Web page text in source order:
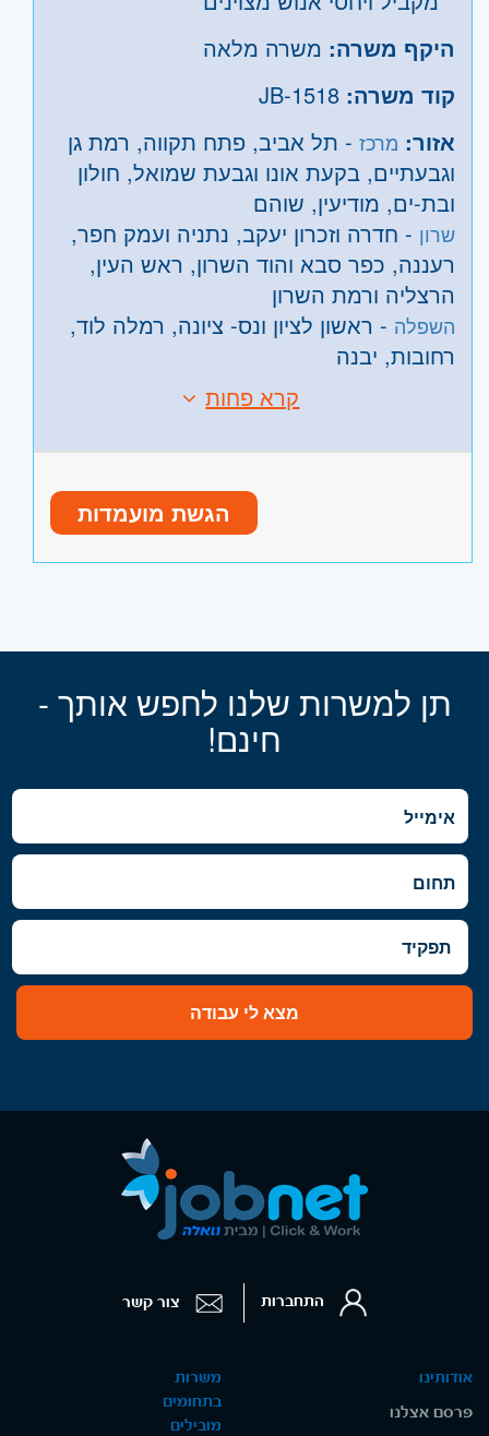
היקף משרה: משרה מלאה
קוד משרה:
אזור: מרכז - תל אביב, פתח תקווה, רמת גן
וגבעתיים, בקעת אונו וגבעת שמואל, חולון
ובת-ים, מודיעין, שוהם
שרון - חדרה וזכרון יעקב, נתניה ועמק חפר,
רעננה, כפר סבא והוד השרון, ראש העין,
הרצליה ורמת השרון
השפלה - ראשון לציון ונס- ציונה, רמלה לוד,
רחובות, יבנה
קרא פחות
הגשת מועמדות
תן למשרות שלנו לחפש אותך -
חינם!
מצא לי עבודה
אודותינו
פרסם אצלנו
משרות
בתחומים
מובילים